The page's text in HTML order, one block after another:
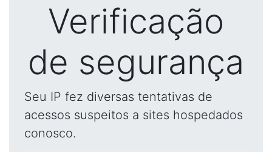
Verificação
de segurança
Seu IP fez diversas tentativas de
acessos suspeitos a sites hospedados
conosco.